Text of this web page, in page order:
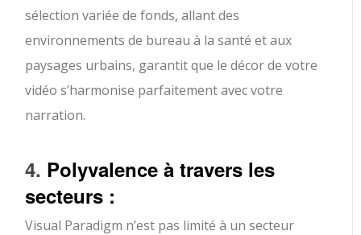
sélection variée de fonds, allant des
environnements de bureau à la santé et aux
paysages urbains, garantit que le décor de votre
vidéo s’harmonise parfaitement avec votre
narration.
4. Polyvalence à travers les
secteurs :
Visual Paradigm n’est pas limité à un secteur